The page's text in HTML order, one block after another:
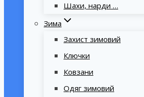
Шахи, нарди …
Зима
Захист зимовий
Ключки
Ковзани
Одяг зимовий